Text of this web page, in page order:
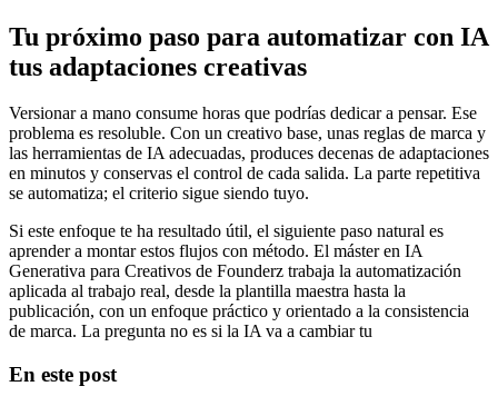
Tu próximo paso para automatizar con IA
tus adaptaciones creativas
Versionar a mano consume horas que podrías dedicar a pensar. Ese
problema es resoluble. Con un creativo base, unas reglas de marca y
las herramientas de IA adecuadas, produces decenas de adaptaciones
en minutos y conservas el control de cada salida. La parte repetitiva
se automatiza; el criterio sigue siendo tuyo.
Si este enfoque te ha resultado útil, el siguiente paso natural es
aprender a montar estos flujos con método. El máster en IA
Generativa para Creativos de Founderz trabaja la automatización
aplicada al trabajo real, desde la plantilla maestra hasta la
publicación, con un enfoque práctico y orientado a la consistencia
de marca. La pregunta no es si la IA va a cambiar tu
En este post